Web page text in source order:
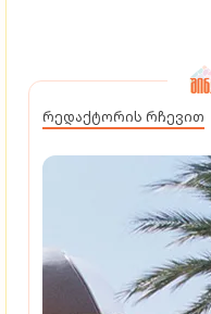
რედაქტორის რჩევით